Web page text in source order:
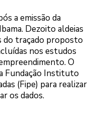
a emissão da
Dezoito aldeias
do traçado proposto
nos estudos
O
Fundação Instituto
(Fipe) para realizar
os dados.